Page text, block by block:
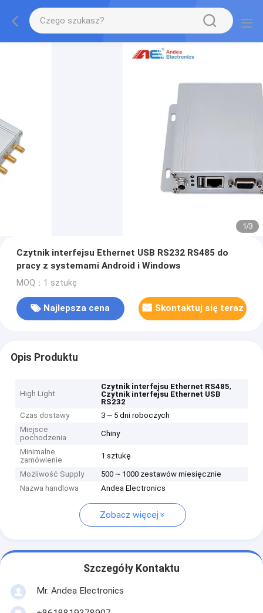
1/3
Czytnik interfejsu Ethernet USB RS232 RS485 do
pracy z systemami Android i Windows
MOQ：1 sztukę
Najlepsza cena Skontaktuj się teraz
Opis Produktu
High Light
Czytnik interfejsu Ethernet RS485,
Czytnik interfejsu Ethernet USB
RS232
Czas dostawy
3 ~ 5 dni roboczych
Miejsce
pochodzenia
Chiny
Minimalne
zamówienie
1 sztukę
Możliwość Supply
500 ~ 1000 zestawów miesięcznie
Nazwa handlowa
Andea Electronics
Zobacz więcej
Szczegóły Kontaktu
Mr. Andea Electronics